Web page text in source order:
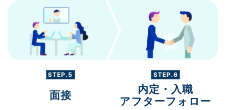
STEP.5
面接
STEP.6
内定・入職
アフターフォロー